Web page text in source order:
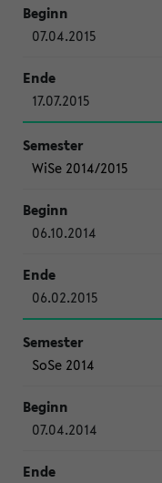
07.04.2015
17.07.2015
WiSe 2014/2015
06.10.2014
06.02.2015
SoSe 2014
07.04.2014